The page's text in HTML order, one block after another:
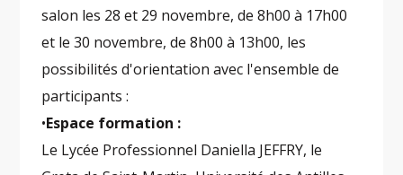
salon les 28 et 29 novembre, de 8h00 à 17h00
et le 30 novembre, de 8h00 à 13h00, les
possibilités d'orientation avec l'ensemble de
participants :
•Espace formation :
Le Lycée Professionnel Daniella JEFFRY, le